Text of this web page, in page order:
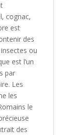
cognac,
est
des
ou
est l’un
par
Les
les
le
des